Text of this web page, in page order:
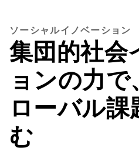
ソーシャルイノベーション
集団的社会
ョンの力
ローバル課
む